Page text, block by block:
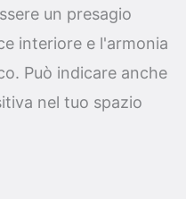
un presagio
interiore e l'armonia
Può indicare anche
nel tuo spazio